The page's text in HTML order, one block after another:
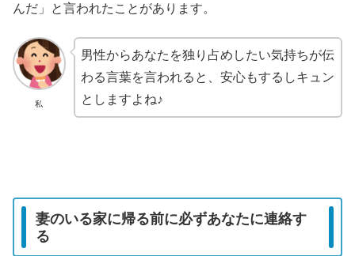
んだ」と言われたことがあります。
私
男性からあなたを独り占めしたい気持ちが伝
わる言葉を言われると、安心もするしキュン
としますよね♪
妻のいる家に帰る前に必ずあなたに連絡す
る